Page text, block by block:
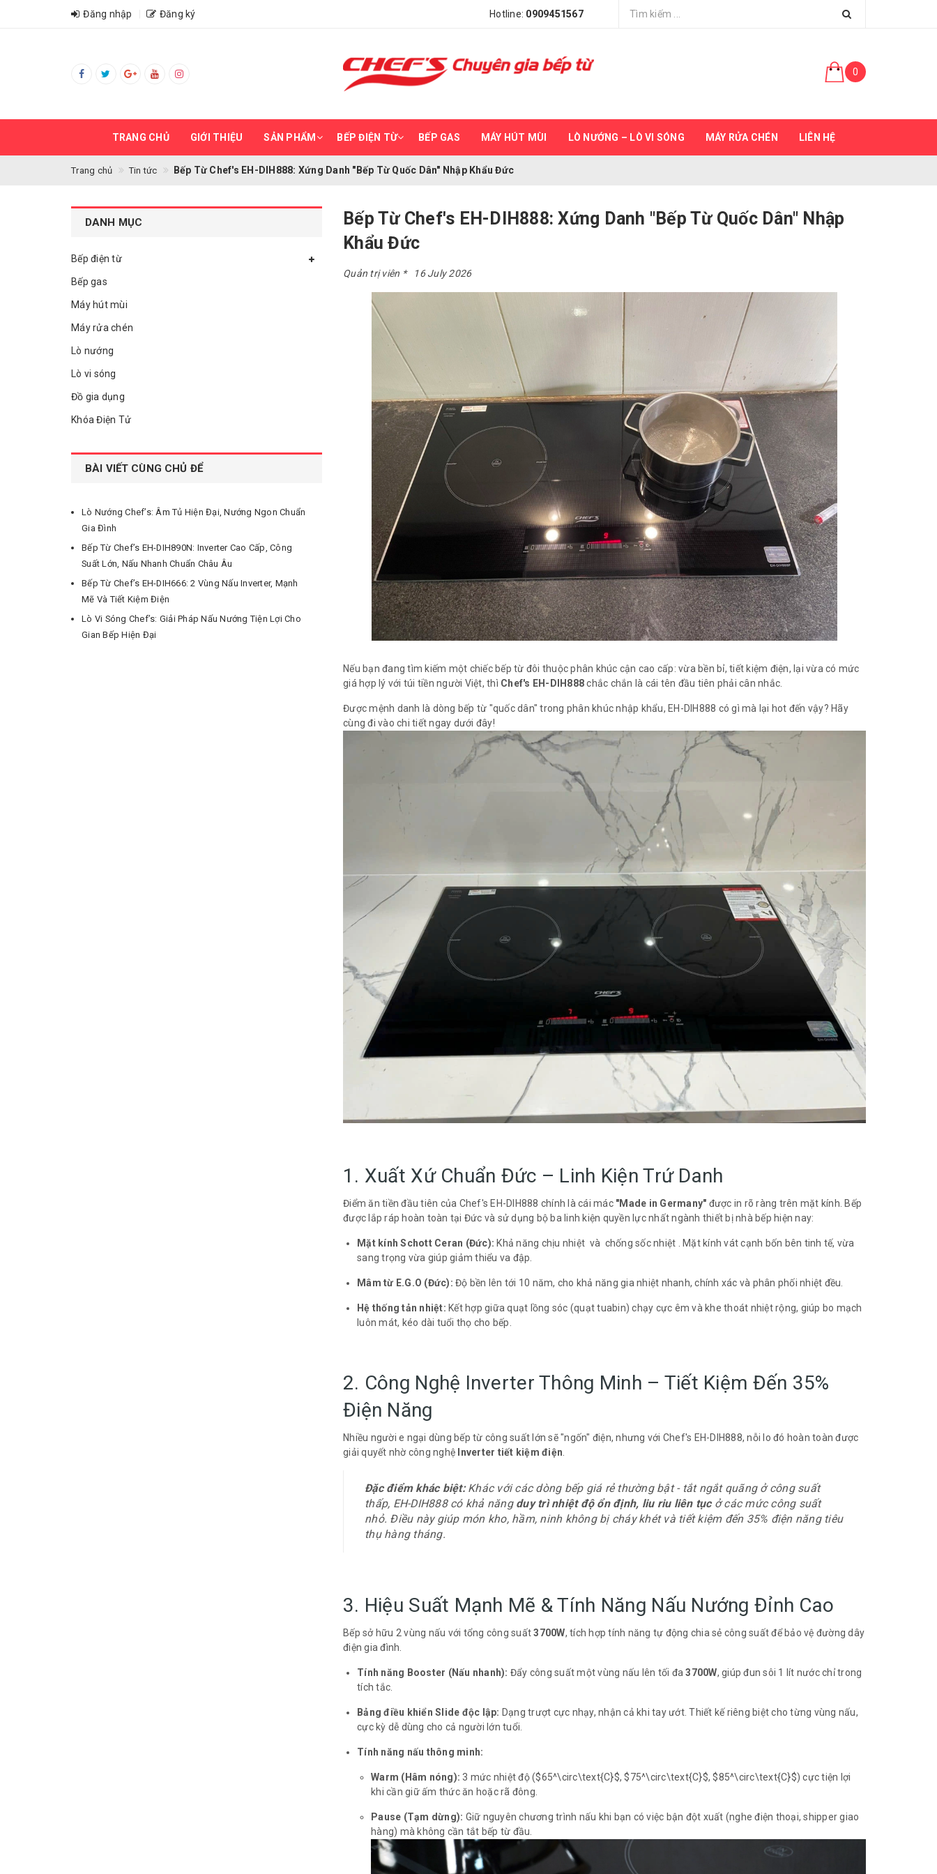
Đăng nhập Đăng ký Hotline: 0909451567
0
TRANG CHỦ GIỚI THIỆU SẢN PHẨM BẾP ĐIỆN TỪ BẾP GAS MÁY HÚT MÙI LÒ NƯỚNG – LÒ VI SÓNG MÁY RỬA CHÉN LIÊN HỆ
Trang chủ Tin tức Bếp Từ Chef's EH-DIH888: Xứng Danh "Bếp Từ Quốc Dân" Nhập Khẩu Đức
Bếp Từ Chef's EH-DIH888: Xứng Danh "Bếp Từ Quốc Dân" Nhập
Khẩu Đức
Quản trị viên 16 July 2026
Nếu bạn đang tìm kiếm một chiếc bếp từ đôi thuộc phân khúc cận cao cấp: vừa bền bỉ, tiết kiệm điện, lại vừa có mức
giá hợp lý với túi tiền người Việt, thì Chef's EH-DIH888chắc chắn là cái tên đầu tiên phải cân nhắc.
Được mệnh danh là dòng bếp từ "quốc dân" trong phân khúc nhập khẩu, EH-DIH888 có gì mà lại hot đến vậy? Hãy
cùng đi vào chi tiết ngay dưới đây!
1. Xuất Xứ Chuẩn Đức – Linh Kiện Trứ Danh
Điểm ăn tiền đầu tiên của Chef's EH-DIH888 chính là cái mác "Made in Germany" được in rõ ràng trên mặt kính. Bếp
được lắp ráp hoàn toàn tại Đức và sử dụng bộ ba linh kiện quyền lực nhất ngành thiết bị nhà bếp hiện nay:
Mặt kính Schott Ceran (Đức): Khả năng chịu nhiệt và chống sốc nhiệt . Mặt kính vát cạnh bốn bên tinh tế, vừa
sang trọng vừa giúp giảm thiểu va đập.
Mâm từ E.G.O (Đức): Độ bền lên tới 10 năm, cho khả năng gia nhiệt nhanh, chính xác và phân phối nhiệt đều.
Hệ thống tản nhiệt: Kết hợp giữa quạt lồng sóc (quạt tuabin) chạy cực êm và khe thoát nhiệt rộng, giúp bo mạch
luôn mát, kéo dài tuổi thọ cho bếp.
2. Công Nghệ Inverter Thông Minh – Tiết Kiệm Đến 35%
Điện Năng
Nhiều người e ngại dùng bếp từ công suất lớn sẽ "ngốn" điện, nhưng với Chef's EH-DIH888, nỗi lo đó hoàn toàn được
giải quyết nhờ công nghệ Inverter tiết kiệm điện
Đặc điểm khác biệt:Khác với các dòng bếp giá rẻ thường bật - tắt ngắt quãng ở công suất
thấp, EH-DIH888 có khả năng duy trì nhiệt độ ổn định, liu riu liên tụcở các mức công suất
nhỏ. Điều này giúp món kho, hầm, ninh không bị cháy khét và tiết kiệm đến 35% điện năng tiêu
thụ hàng tháng.
3. Hiệu Suất Mạnh Mẽ & Tính Năng Nấu Nướng Đỉnh Cao
Bếp sở hữu 2 vùng nấu với tổng công suất3700W, tích hợp tính năng tự động chia sẻ công suất để bảo vệ đường dây
điện gia đình.
Tính năng Booster (Nấu nhanh): Đẩy công suất một vùng nấu lên tối đa3700W, giúp đun sôi 1 lít nước chỉ trong
tích tắc.
Bảng điều khiển Slide độc lập: Dạng trượt cực nhạy, nhận cả khi tay ướt. Thiết kế riêng biệt cho từng vùng nấu,
cực kỳ dễ dùng cho cả người lớn tuổi.
Tính năng nấu thông minh:
Warm (Hâm nóng): 3 mức nhiệt độ ($65^\circ\text{C}$,$75^\circ\text{C}$,$85^\circ\text{C}$) cực tiện lợi
khi cần giữ ấm thức ăn hoặc rã đông.
Pause (Tạm dừng): Giữ nguyên chương trình nấu khi bạn có việc bận đột xuất (nghe điện thoại, shipper giao
hàng) mà không cần tắt bếp từ đầu.
DANH MỤC
Bếp điện từ
Bếp gas
Máy hút mùi
Máy rửa chén
Lò nướng
Lò vi sóng
Đồ gia dụng
Khóa Điện Tử
BÀI VIẾT CÙNG CHỦ ĐỂ
Lò Nướng Chef’s: Âm Tủ Hiện Đại, Nướng Ngon Chuẩn
Gia Đình
Bếp Từ Chef’s EH-DIH890N: Inverter Cao Cấp, Công
Suất Lớn, Nấu Nhanh Chuẩn Châu Âu
Bếp Từ Chef’s EH-DIH666: 2 Vùng Nấu Inverter, Mạnh
Mẽ Và Tiết Kiệm Điện
Lò Vi Sóng Chef’s: Giải Pháp Nấu Nướng Tiện Lợi Cho
Gian Bếp Hiện Đại